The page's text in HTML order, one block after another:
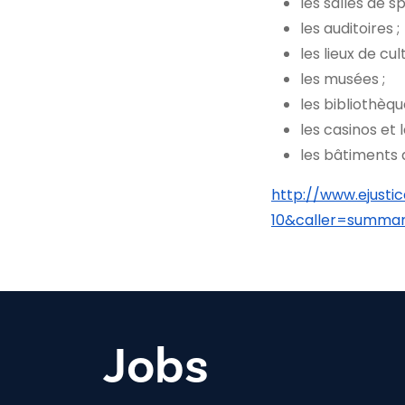
les auditoires ;
les lieux de
les musées ;
les
les casinos et
les bâtiments
http://
Jobs